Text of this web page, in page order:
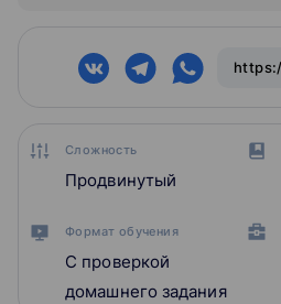
Сложность
Продвинутый
Формат обучения
С проверкой
домашнего задания